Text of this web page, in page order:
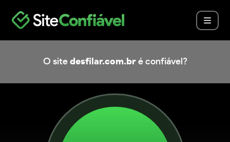
O site desfilar.com.bré confiável?